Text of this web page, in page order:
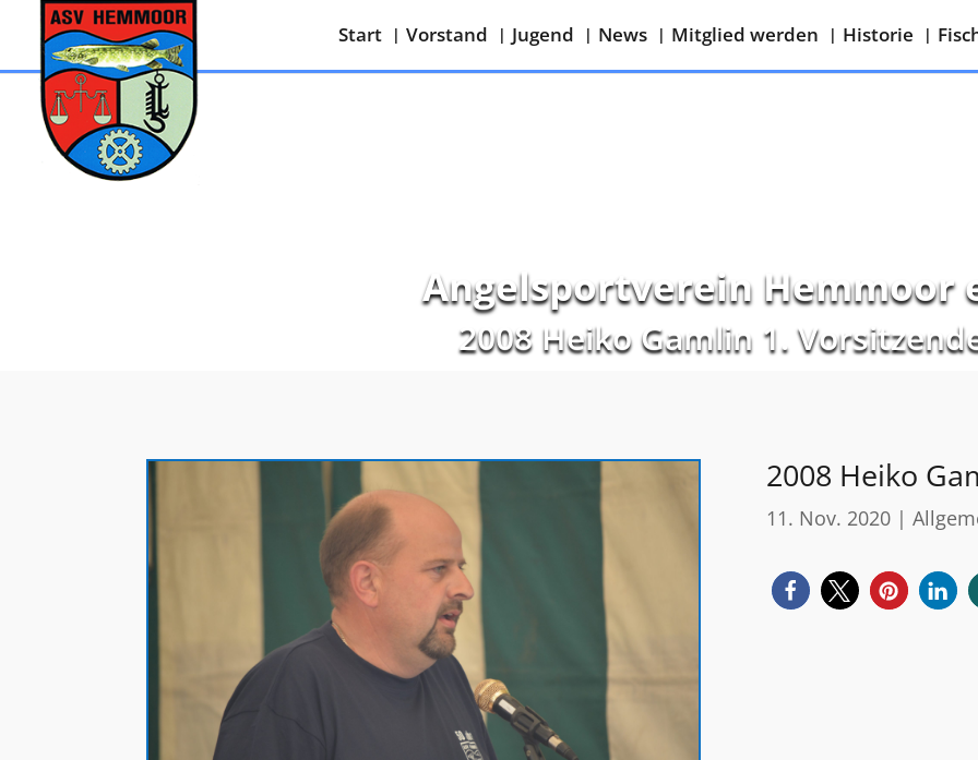
Start Vorstand Jugend News Mitglied werden Historie
Angelsportverein Hemmoor
2008 Heiko Gamlin 1.
2008 Heiko
11. Nov. 2020|